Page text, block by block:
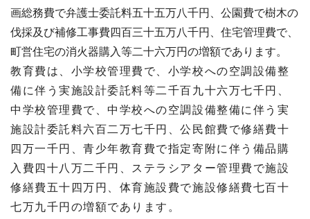
画総務費で弁護士委託料五十五万八千円、公園費で樹木の
伐採及び補修工事費四百三十五万八千円、住宅管理費で、
町営住宅の消火器購入等二十六万円の増額であります。
教育費は、小学校管理費で、小学校への空調設備整
備に伴う実施設計委託料等二千百九十六万七千円、
中学校管理費で、中学校への空調設備整備に伴う実
施設計委託料六百二万七千円、公民館費で修繕費十
四万一千円、青少年教育費で指定寄附に伴う備品購
入費四十八万二千円、ステラシアター管理費で施設
修繕費五十四万円、体育施設費で施設修繕費七百十
七万九千円の増額であります。